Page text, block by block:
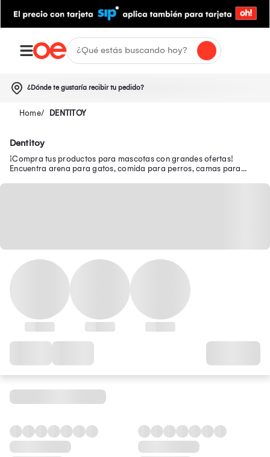
¿Dónde te gustaría recibir tu pedido?
DENTITOY
Dentitoy
¡Compra tus productos para mascotas con grandes ofertas!
Encuentra arena para gatos, comida para perros, camas para